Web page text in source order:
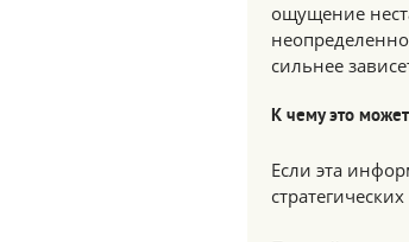
ощущение
сильнее
К чему это
Если эта